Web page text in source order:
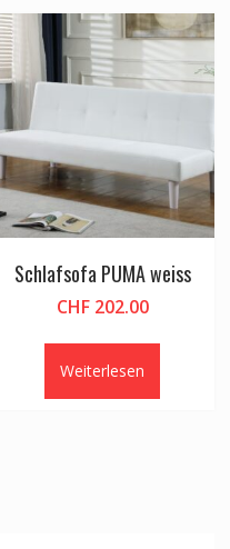
Schlafsofa PUMA weiss
CHF202.00
Weiterlesen